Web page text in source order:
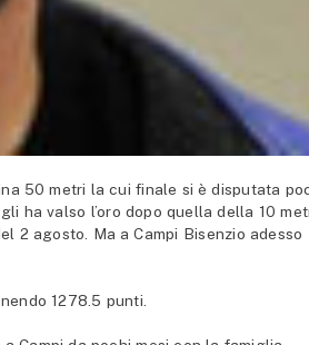
50 metri la cui finale si è disputata
ha valso l’oro dopo quella della 10
2 agosto. Ma a Campi Bisenzio adesso
1278.5 punti.